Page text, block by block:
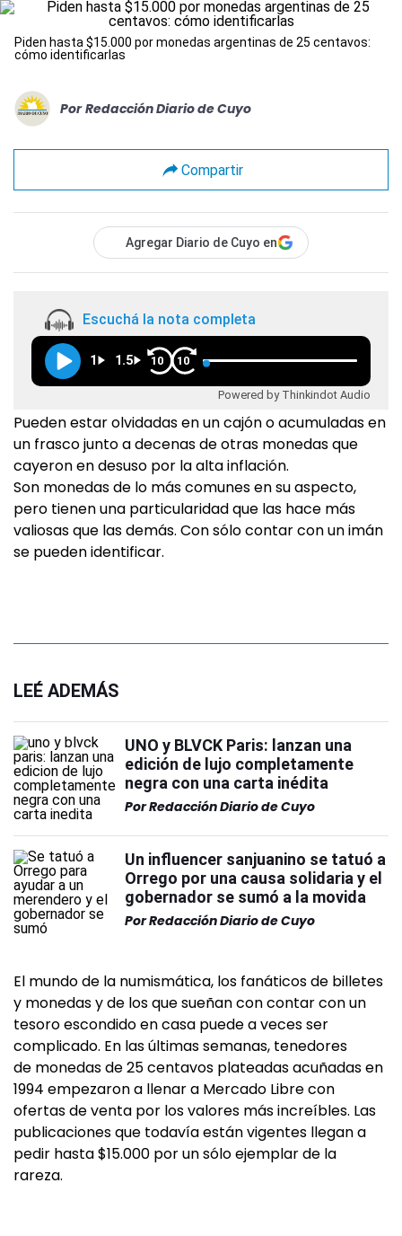
Piden hasta $15.000 por monedas argentinas de 25 centavos:
cómo identificarlas
Por Redacción Diario de Cuyo
Compartir
Agregar Diario de Cuyo en
Escuchá la nota completa
1 1.5 10 10
Powered by Thinkindot Audio
Pueden estar olvidadas en un cajón o acumuladas en
un frasco junto a decenas de otras monedas que
cayeron en desuso por la alta inflación.
Son monedas de lo más comunes en su aspecto,
pero tienen una particularidad que las hace más
valiosas que las demás. Con sólo contar con un imán
se pueden identificar.
LEÉ ADEMÁS
UNO y BLVCK Paris: lanzan una
edición de lujo completamente
negra con una carta inédita
PorRedacción Diario de Cuyo
Un influencer sanjuanino se tatuó a
Orrego por una causa solidaria y el
gobernador se sumó a la movida
PorRedacción Diario de Cuyo
El mundo de la numismática, los fanáticos de billetes
y monedas y de los que sueñan con contar con un
tesoro escondido en casa puede a veces ser
complicado. En las últimas semanas, tenedores
de monedas de 25 centavos plateadas acuñadas en
1994 empezaron a llenar a Mercado Libre con
ofertas de venta por los valores más increíbles. Las
publicaciones que todavía están vigentes llegan a
pedir hasta $15.000 por un sólo ejemplar de la
rareza.